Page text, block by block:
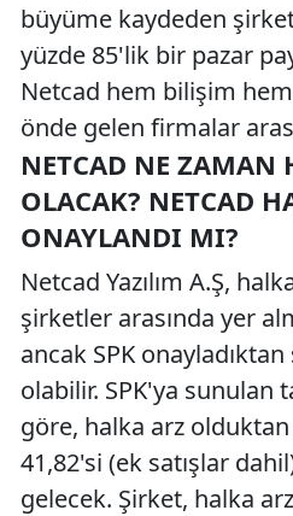
büyüme kaydeden şirket
yüzde 85'lik bir pazar
Netcad hem bilişim hem
önde gelen firmalar
NETCAD NE ZAMAN
OLACAK? NETCAD
ONAYLANDI MI?
Netcad Yazılım A.Ş,
şirketler arasında yer
ancak SPK
olabilir. SPK'ya sunulan
göre, halka arz
41,82'si (ek satışlar
gelecek. Şirket, halka